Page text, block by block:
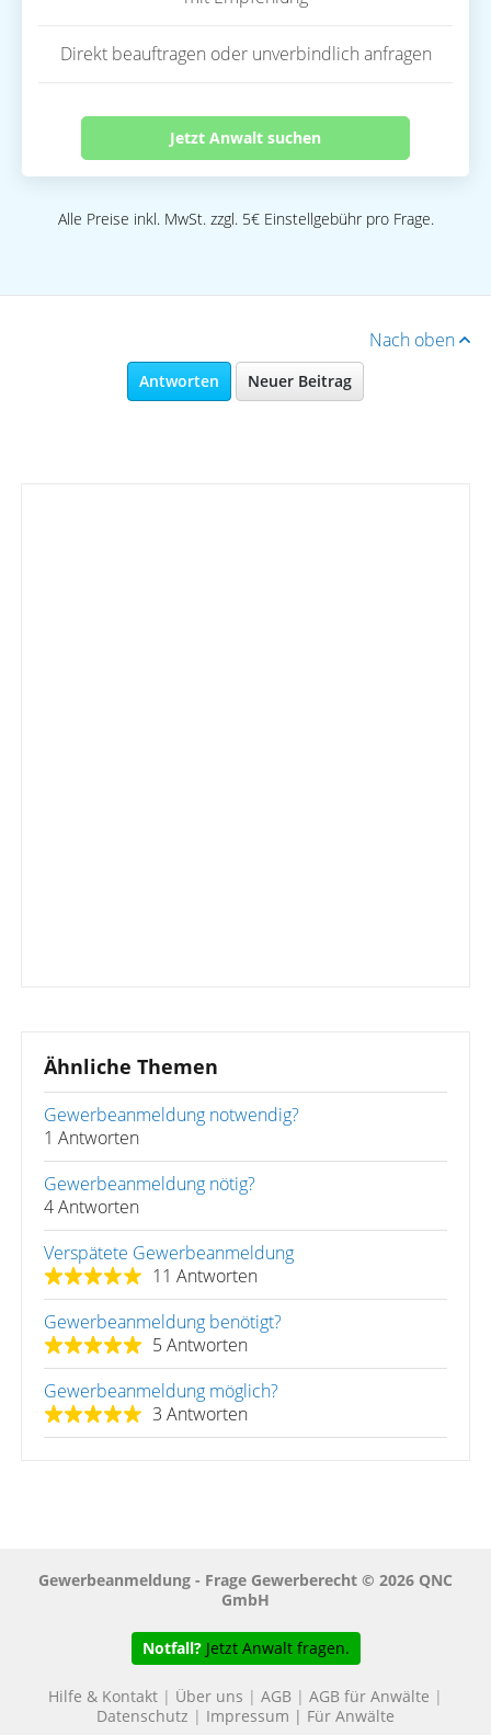
Direkt beauftragen oder unverbindlich anfragen
Jetzt Anwalt suchen
Alle Preise inkl. MwSt. zzgl. 5€ Einstellgebühr pro Frage.
Nach oben
Antworten Neuer Beitrag
Ähnliche Themen
Gewerbeanmeldung notwendig?
1 Antworten
Gewerbeanmeldung nötig?
4 Antworten
Verspätete Gewerbeanmeldung
11 Antworten
Gewerbeanmeldung benötigt?
5 Antworten
Gewerbeanmeldung möglich?
3 Antworten
Gewerbeanmeldung - Frage Gewerberecht © 2026 QNC
GmbH
Notfall? Jetzt Anwalt fragen.
Hilfe & Kontakt | Über uns | AGB | AGB für Anwälte |
Datenschutz | Impressum | Für Anwälte